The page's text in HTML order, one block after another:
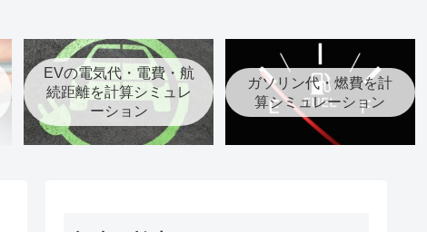
EVの電気代・電費・航
続距離を計算シミュレ
ーション
ガソリン代・燃費を計
算シミュレーション